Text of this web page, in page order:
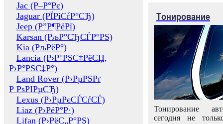
Jac (Р–Р°Рє)
Jaguar (РЇРіСѓР°СЂ)
Jeep (Р”Р¶РёРї)
Karsan (РљР°СЂСЃР°РЅ)
Kia (РљРёР°)
Lancia (Р›Р°РЅС‡РёСЏ,
Р›Р°РЅС‡Р°)
Land Rover (Р›РµРЅРґ
Р РѕРІРµСЂ)
Lexus (Р›РµРєСЃСѓСЃ)
Liaz (Р›РёР°Р·)
Lifan (Р›РёС„Р°РЅ)
Тонирование
Тонирование
сегодня не